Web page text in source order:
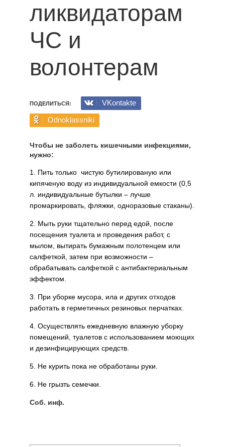
ликвидаторам
ЧС и
волонтерам
ПОДЕЛИТЬСЯ:
VKontakte
Odnoklassniki
Чтобы не заболеть кишечными инфекциями,
нужно:
1. Пить только чистую бутилированую или
кипяченую воду из индивидуальной емкости (0,5
л. индивидуальные бутылки – лучше
промаркировать, фляжки, одноразовые стаканы).
2. Мыть руки тщательно перед едой, после
посещения туалета и проведения работ, с
мылом, вытирать бумажным полотенцем или
салфеткой, затем при возможности –
обрабатывать салфеткой с антибактериальным
эффектом.
3. При уборке мусора, ила и других отходов
работать в герметичных резиновых перчатках.
4. Осуществлять ежедневную влажную уборку
помещений, туалетов с использованием моющих
и дезинфицирующих средств.
5. Не курить пока не обработаны руки.
6. Не грызть семечки.
Соб. инф.